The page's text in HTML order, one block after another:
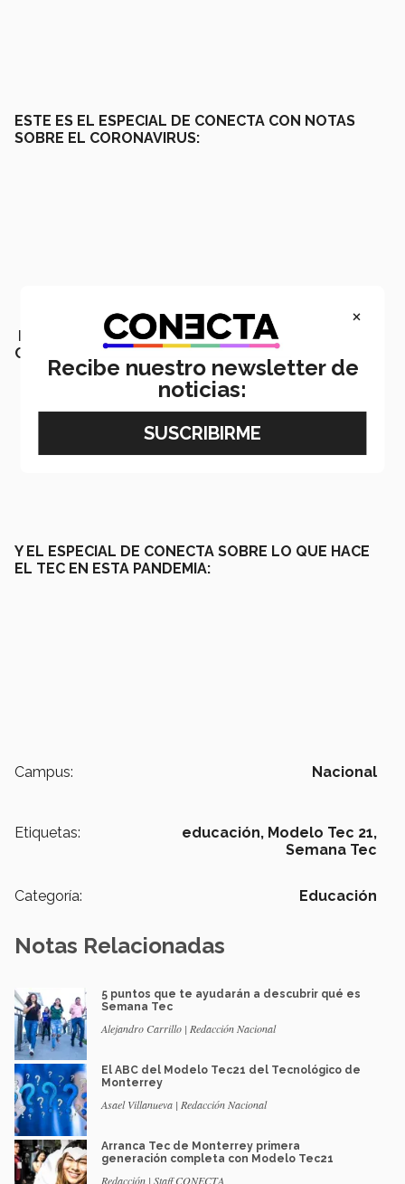
ESTE ES EL ESPECIAL DE CONECTA CON NOTAS
SOBRE EL CORONAVIRUS:
EL ESPECIAL DE CONECTA CON NOTAS SOBRE LA
CUARENTENA:
Y EL ESPECIAL DE CONECTA SOBRE LO QUE HACE
EL TEC EN ESTA PANDEMIA:
Campus: Nacional
Etiquetas: educación, Modelo Tec 21,
Semana Tec
Categoría: Educación
Notas Relacionadas
5 puntos que te ayudarán a descubrir qué es
Semana Tec
Alejandro Carrillo | Redacción Nacional
El ABC del Modelo Tec21 del Tecnológico de
Monterrey
Asael Villanueva | Redacción Nacional
Arranca Tec de Monterrey primera
generación completa con Modelo Tec21
Redacción | Staff CONECTA
×
Recibe nuestro newsletter de
noticias: